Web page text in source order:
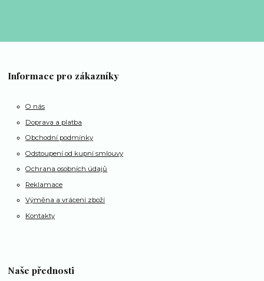
Informace pro zákazníky
O nás
Doprava a platba
Obchodní podmínky
Odstoupení od kupní smlouvy
Ochrana osobních údajů
Reklamace
Výměna a vrácení zboží
Kontakty
Naše přednosti